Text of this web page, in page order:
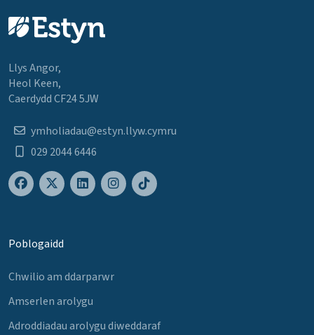
Llys Angor,
Heol Keen,
Caerdydd CF24 5JW
ymholiadau@estyn.llyw.cymru
029 2044 6446
Poblogaidd
Chwilio am ddarparwr
Amserlen arolygu
Adroddiadau arolygu diweddaraf